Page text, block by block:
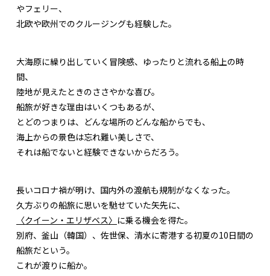
やフェリー、
北欧や欧州でのクルージングも経験した。
大海原に繰り出していく冒険感、ゆったりと流れる船上の時
間、
陸地が見えたときのささやかな喜び。
船旅が好きな理由はいくつもあるが、
とどのつまりは、どんな場所のどんな船からでも、
海上からの景色は忘れ難い美しさで、
それは船でないと経験できないからだろう。
長いコロナ禍が明け、国内外の渡航も規制がなくなった。
久方ぶりの船旅に思いを馳せていた矢先に、
〈クイーン・エリザベス〉 に乗る機会を得た。
別府、釜山（韓国）、佐世保、清水に寄港する初夏の10日間の
船旅だという。
これが渡りに船か。